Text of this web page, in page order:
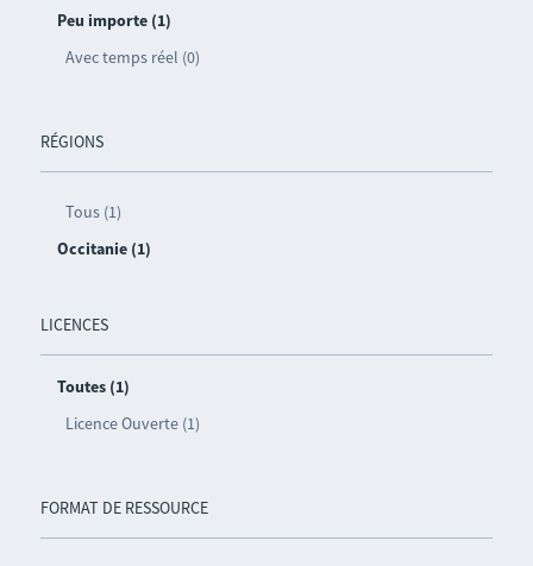
Peu importe (1)
Avec temps réel (0)
RÉGIONS
Tous (1)
Occitanie (1)
LICENCES
Toutes (1)
Licence Ouverte (1)
FORMAT DE RESSOURCE